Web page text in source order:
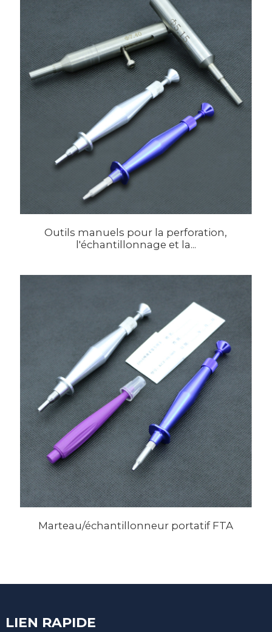
Outils manuels pour la perforation,
l'échantillonnage et la...
Marteau/échantillonneur portatif FTA
LIEN RAPIDE